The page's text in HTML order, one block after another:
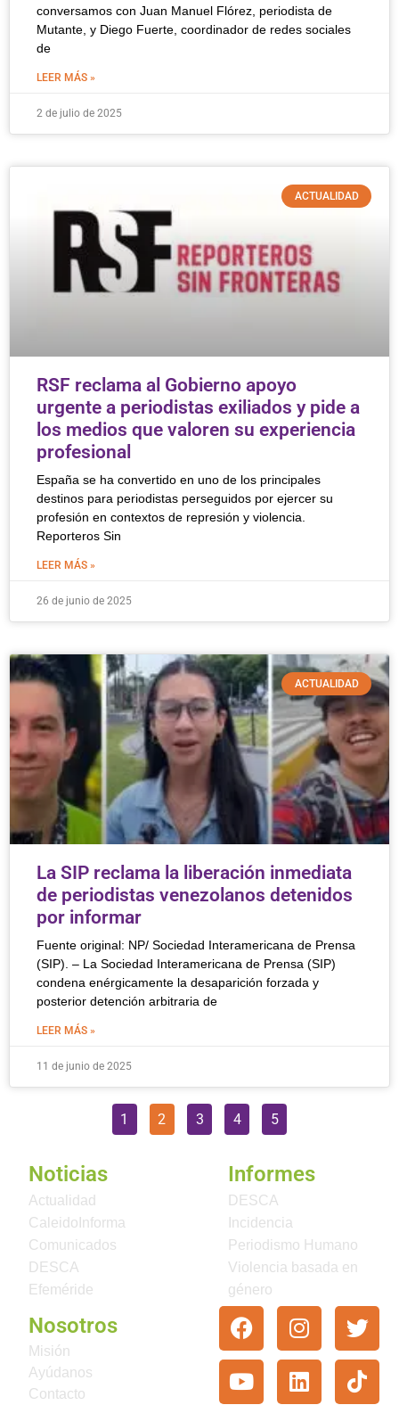
conversamos con Juan Manuel Flórez, periodista de
Mutante, y Diego Fuerte, coordinador de redes sociales
de
LEER MÁS »
2 de julio de 2025
ACTUALIDAD
RSF reclama al Gobierno apoyo
urgente a periodistas exiliados y pide a
los medios que valoren su experiencia
profesional
España se ha convertido en uno de los principales
destinos para periodistas perseguidos por ejercer su
profesión en contextos de represión y violencia.
Reporteros Sin
LEER MÁS »
26 de junio de 2025
ACTUALIDAD
La SIP reclama la liberación inmediata
de periodistas venezolanos detenidos
por informar
Fuente original: NP/ Sociedad Interamericana de Prensa
(SIP). – La Sociedad Interamericana de Prensa (SIP)
condena enérgicamente la desaparición forzada y
posterior detención arbitraria de
LEER MÁS »
11 de junio de 2025
1 2 3 4 5
Noticias
Actualidad
CaleidoInforma
Comunicados
DESCA
Efeméride
Informes
DESCA
Incidencia
Periodismo Humano
Violencia basada en
género
Nosotros
Misión
Ayúdanos
Contacto